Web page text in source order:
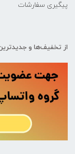
پیگیری سفارشات
از تخفیف‌ها و